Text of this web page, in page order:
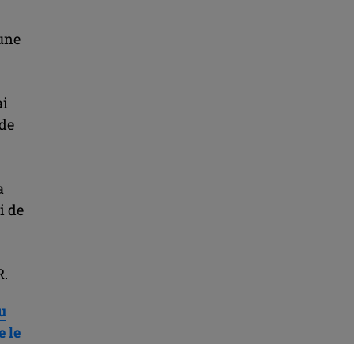
de
le